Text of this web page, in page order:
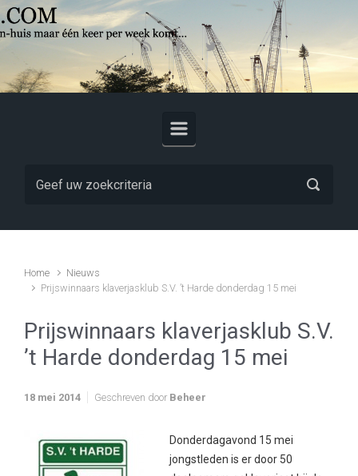
Skip to main content
Home
Nieuws
Prijswinnaars klaverjasklub S.V. ’t Harde donderdag 15 mei
Prijswinnaars klaverjasklub S.V.
’t Harde donderdag 15 mei
18 mei 2014 Geschreven door Beheer
Donderdagavond 15 mei
jongstleden is er door 50